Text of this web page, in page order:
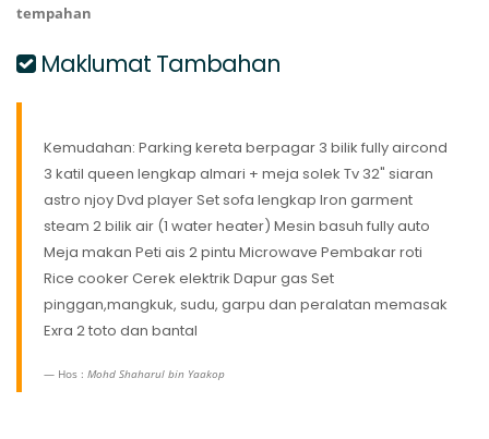
tempahan
Maklumat Tambahan
Kemudahan: Parking kereta berpagar 3 bilik fully aircond
3 katil queen lengkap almari + meja solek Tv 32" siaran
astro njoy Dvd player Set sofa lengkap Iron garment
steam 2 bilik air (1 water heater) Mesin basuh fully auto
Meja makan Peti ais 2 pintu Microwave Pembakar roti
Rice cooker Cerek elektrik Dapur gas Set
pinggan,mangkuk, sudu, garpu dan peralatan memasak
Exra 2 toto dan bantal
Hos : Mohd Shaharul bin Yaakop